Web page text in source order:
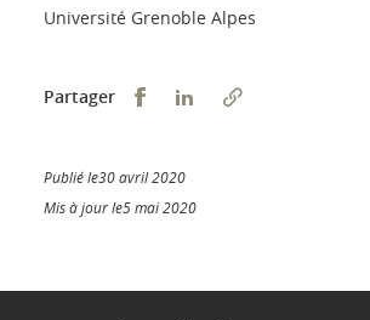
Université Grenoble Alpes
Partager Partager sur Facebook
Partager sur LinkedIn
Publié le30 avril 2020
Mis à jour le5 mai 2020